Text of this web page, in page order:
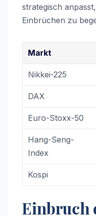
strategisch
Einbrüchen zu
Markt
Nikkei-225
DAX
Euro-Stoxx-50
Hang-Seng-
Index
Kospi
Einbruch